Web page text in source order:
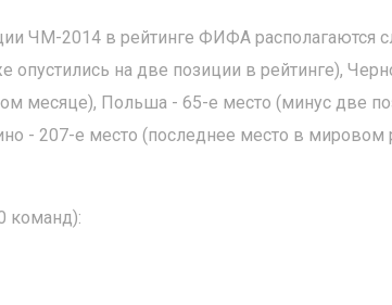
ЧМ-2014 в рейтинге ФИФА располагаются
опустились на две позиции в рейтинге),
месяце), Польша - 65-е место (минус две
- 207-е место (последнее место в мировом
команд):